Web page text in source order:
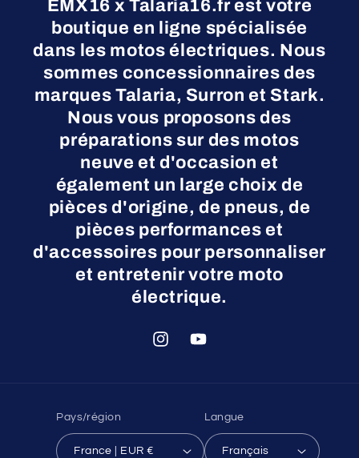
EMX16 x Talaria16.fr est votre
boutique en ligne spécialisée
dans les motos électriques. Nous
sommes concessionnaires des
marques Talaria, Surron et Stark.
Nous vous proposons des
préparations sur des motos
neuve et d'occasion et
également un large choix de
pièces d'origine, de pneus, de
pièces performances et
d'accessoires pour personnaliser
et entretenir votre moto
électrique.
InstagramYouTube
Pays/région
France | EUR €
Langue
Français